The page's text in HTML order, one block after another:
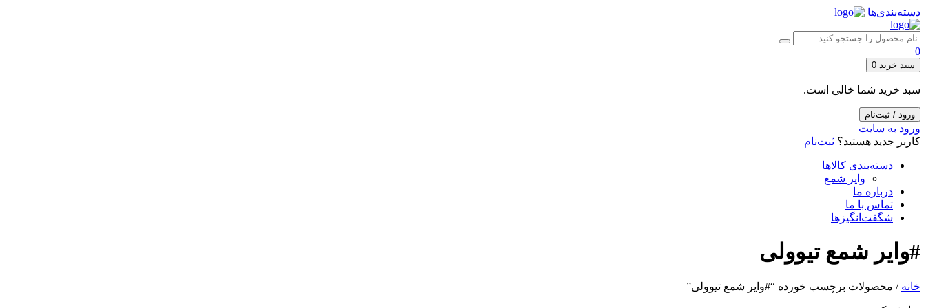
دسته‌بندی‌ها
0
سبد خرید 0
سبد خرید شما خالی است.
ورود / ثبت‌نام
ورود به سایت
کاربر جدید هستید؟ ثبت‌نام
دسته‌بندی کالاها
وایر شمع
درباره ما
تماس با ما
شگفت‌انگیزها
#وایر شمع تیوولی
خانه / محصولات برچسب خورده “#وایر شمع تیوولی”